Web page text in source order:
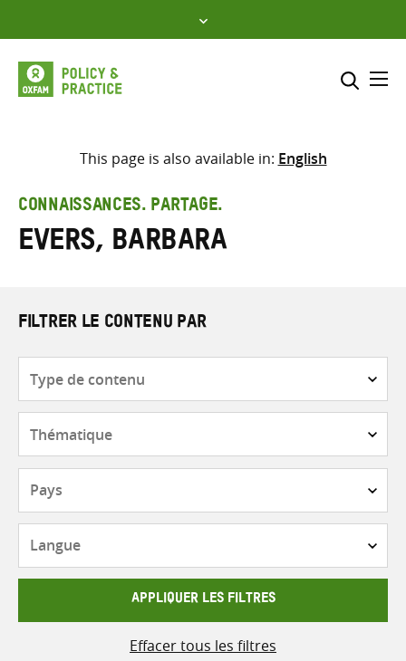
to
content
Sélectionner l’emplacement
Saisir
les
termes
This page is also available in: English
CONNAISSANCES. PARTAGE.
Evers, Barbara
FILTRER LE CONTENU PAR
contenu
APPLIQUER LES FILTRES
Effacer tous les filtres